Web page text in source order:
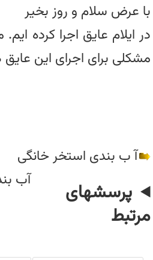
با عرض سلام و روز بخیر
در ایلام عایق اجرا کرده
مشکلی برای اجرای این
آ ب بندی استخر خانگی
آب
پرسشهای
مرتبط